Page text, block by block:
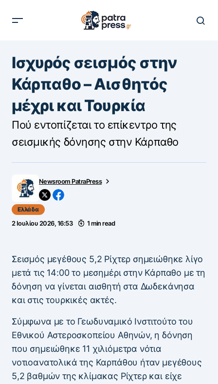
Ισχυρός σεισμός στην
Κάρπαθο – Αισθητός
μέχρι και Τουρκία
Πού εντοπίζεται το επίκεντρο της
σεισμικής δόνησης στην Κάρπαθο
Newsroom PatraPress
Ελλάδα
2 Ιουλίου 2026, 16:53 1 min read
Σεισμός μεγέθους 5,2 Ρίχτερ σημειώθηκε λίγο
μετά τις 14:00 το μεσημέρι στην Κάρπαθο με τη
δόνηση να γίνεται αισθητή στα Δωδεκάνησα
και στις τουρκικές ακτές.
Σύμφωνα με το Γεωδυναμικό Ινστιτούτο του
Εθνικού Αστεροσκοπείου Αθηνών, η δόνηση
που σημειώθηκε 11 χιλιόμετρα νότια
νοτιοανατολικά της Καρπάθου ήταν μεγέθους
5,2 βαθμών της κλίμακας Ρίχτερ και είχε